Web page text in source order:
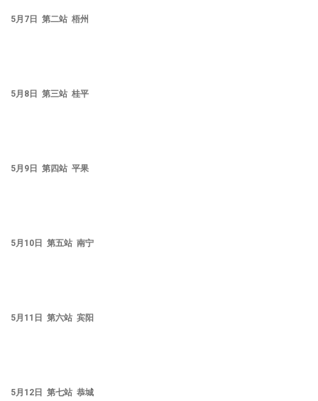
5月7日 第二站 梧州
5月8日 第三站 桂平
5月9日 第四站 平果
5月10日 第五站 南宁
5月11日 第六站 宾阳
5月12日 第七站 恭城